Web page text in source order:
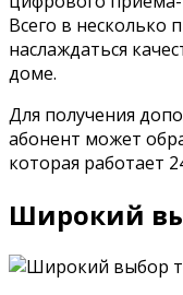
Всего в несколько
наслаждаться
доме.
Для получения
абонент может
которая работает
Широкий